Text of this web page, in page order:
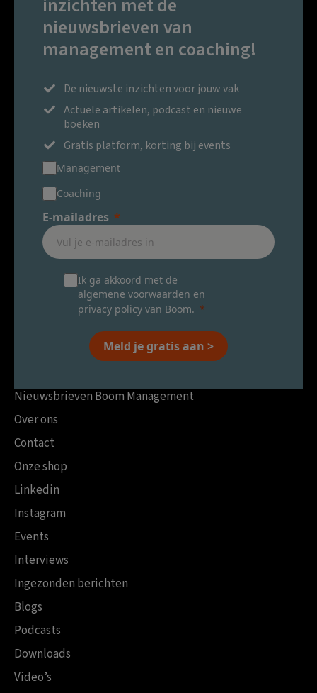
inzichten met de
nieuwsbrieven van
management en coaching!
De nieuwste inzichten voor jouw vak
Actuele artikelen, podcast en nieuwe
boeken
Gratis platform, korting bij events
Management
Coaching
E-mailadres
Ik ga akkoord met de
algemene voorwaarden en
privacy policy van Boom.
Meld je gratis aan >
Nieuwsbrieven Boom Management
Over ons
Contact
Onze shop
Linkedin
Instagram
Events
Interviews
Ingezonden berichten
Blogs
Podcasts
Downloads
Video’s